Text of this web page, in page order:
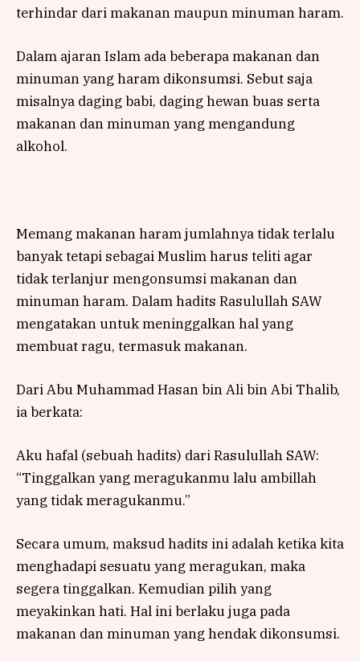
terhindar dari makanan maupun minuman haram.
Dalam ajaran Islam ada beberapa makanan dan
minuman yang haram dikonsumsi. Sebut saja
misalnya daging babi, daging hewan buas serta
makanan dan minuman yang mengandung
alkohol.
Memang makanan haram jumlahnya tidak terlalu
banyak tetapi sebagai Muslim harus teliti agar
tidak terlanjur mengonsumsi makanan dan
minuman haram. Dalam hadits Rasulullah SAW
mengatakan untuk meninggalkan hal yang
membuat ragu, termasuk makanan.
Dari Abu Muhammad Hasan bin Ali bin Abi Thalib,
ia berkata:
Aku hafal (sebuah hadits) dari Rasulullah SAW:
“Tinggalkan yang meragukanmu lalu ambillah
yang tidak meragukanmu.”
Secara umum, maksud hadits ini adalah ketika kita
menghadapi sesuatu yang meragukan, maka
segera tinggalkan. Kemudian pilih yang
meyakinkan hati. Hal ini berlaku juga pada
makanan dan minuman yang hendak dikonsumsi.